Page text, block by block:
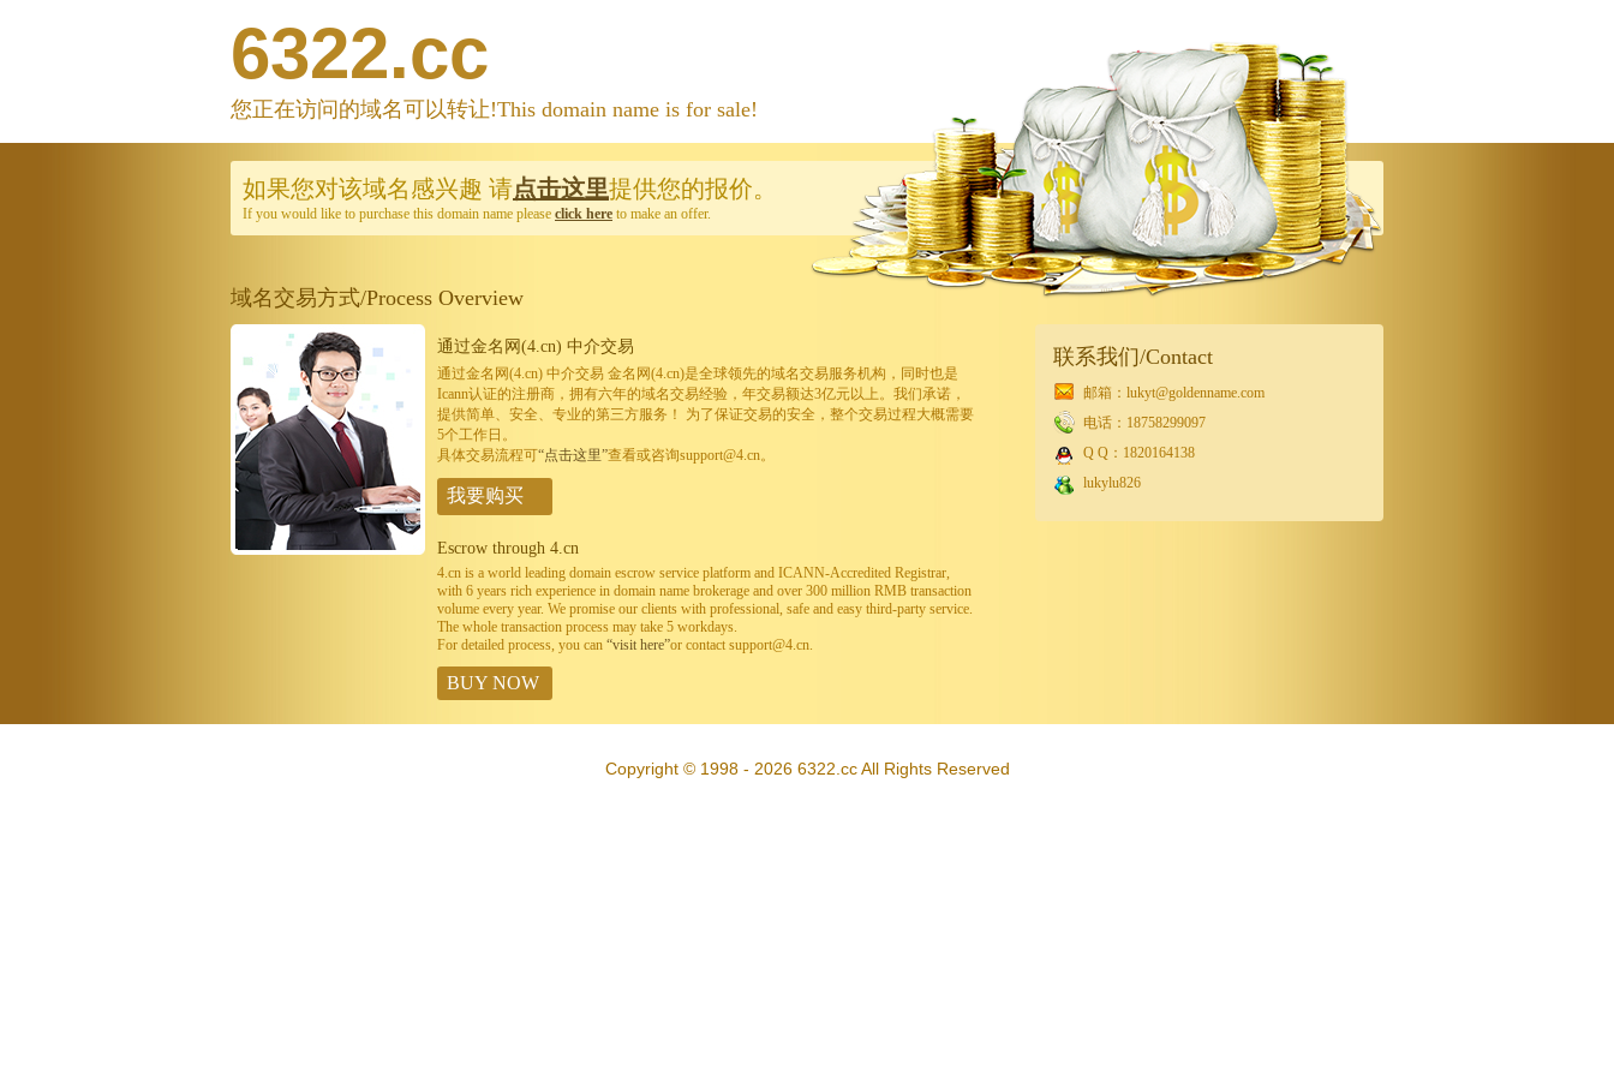
6322.cc
您正在访问的域名可以转让!This domain name is for sale!
如果您对该域名感兴趣 请点击这里提供您的报价。
If you would like to purchase this domain name please click here to make an offer.
域名交易方式/Process Overview
通过金名网(4.cn) 中介交易
通过金名网(4.cn) 中介交易 金名网(4.cn)是全球领先的域名交易服务机构，同时也是
Icann认证的注册商，拥有六年的域名交易经验，年交易额达3亿元以上。我们承诺，
提供简单、安全、专业的第三方服务！ 为了保证交易的安全，整个交易过程大概需要
5个工作日。
具体交易流程可“点击这里”查看或咨询support@4.cn。
我要购买
Escrow through 4.cn
4.cn is a world leading domain escrow service platform and ICANN-Accredited Registrar,
with 6 years rich experience in domain name brokerage and over 300 million RMB transaction
volume every year. We promise our clients with professional, safe and easy third-party service.
The whole transaction process may take 5 workdays.
For detailed process, you can “visit here”or contact support@4.cn.
BUY NOW
联系我们/Contact
邮箱：lukyt@goldenname.com
电话：18758299097
Q Q：1820164138
lukylu826
Copyright © 1998 - 2026 6322.cc All Rights Reserved